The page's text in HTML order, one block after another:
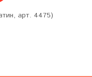
арт. 4475)